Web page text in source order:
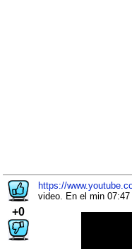
+0
https://
video. En el min